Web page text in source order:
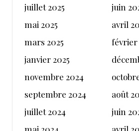
juillet 2025
juin
mai 2025
avril
mars 2025
février
janvier 2025
novembre 2024
septembre 2024
août
juillet 2024
juin
mai 2024
avril